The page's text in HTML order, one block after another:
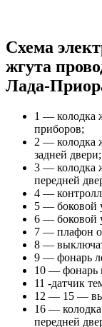
Схема
жгута
Лада-
1 — колодка
приборов;
2 — колодка
задней двери;
3 — колодка
передней
4 —
5 — боковой
6 — боковой
7 — плафон
8 —
9 — фонарь
10 — фонарь
11 -датчик
12 — 15 —
16 — колодка
передней